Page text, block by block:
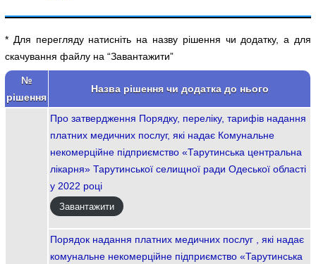
* Для перегляду натисніть на назву рішення чи додатку, а для
скачування файлу на “Завантажити”
№
рішення
Назва рішення чи додатка до нього
Про затвердження Порядку, переліку, тарифів надання
платних медичних послуг, які надає Комунальне
некомерційне підприємство «Тарутинська центральна
лікарня» Тарутинської селищної ради Одеської області
у 2022 році
Завантажити
Порядок надання платних медичних послуг , які надає
комунальне некомерційне підприємство «Тарутинська